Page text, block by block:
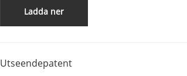
Ladda ner
Utseendepatent